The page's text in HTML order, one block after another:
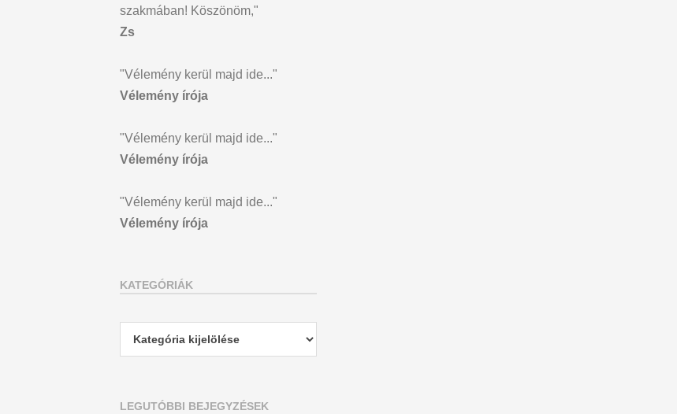
szakmában! Köszönöm,"
Zs
"Vélemény kerül majd ide..."
Vélemény írója
"Vélemény kerül majd ide..."
Vélemény írója
"Vélemény kerül majd ide..."
Vélemény írója
KATEGÓRIÁK
LEGUTÓBBI BEJEGYZÉSEK